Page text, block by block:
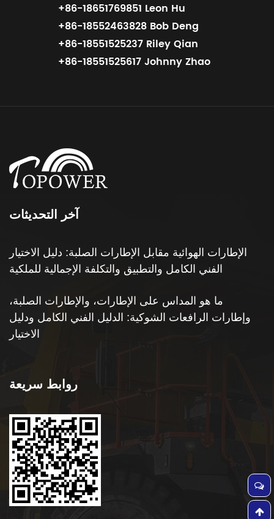
+86-18651769851 Leon Hu
+86-18552463828 Bob Deng
+86-18551525237 Riley Qian
+86-18551525617 Johnny Zhao
آخر التحديثات
الإطارات الهوائية مقابل الإطارات الصلبة: دليل الاختيار
الفني الكامل والتطبيق والتكلفة الإجمالية للملكية
ما هو المداس على الإطارات، والإطارات الصلبة،
وإطارات الرافعات الشوكية: الدليل الفني الكامل ودليل
الاختيار
روابط سريعة